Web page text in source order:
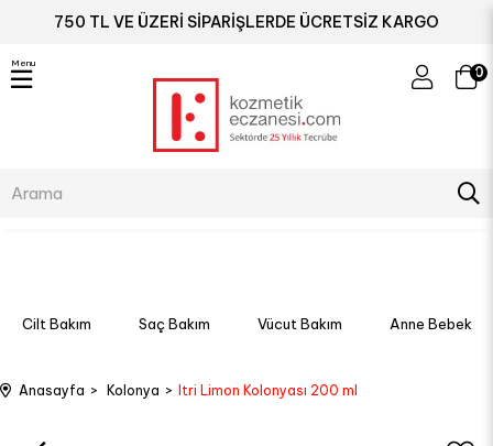
750 TL VE ÜZERİ SİPARİŞLERDE ÜCRETSİZ KARGO
0
Menu
Cilt Bakım Saç Bakım Vücut Bakım Anne Bebek
Anasayfa Kolonya Itri Limon Kolonyası 200 ml